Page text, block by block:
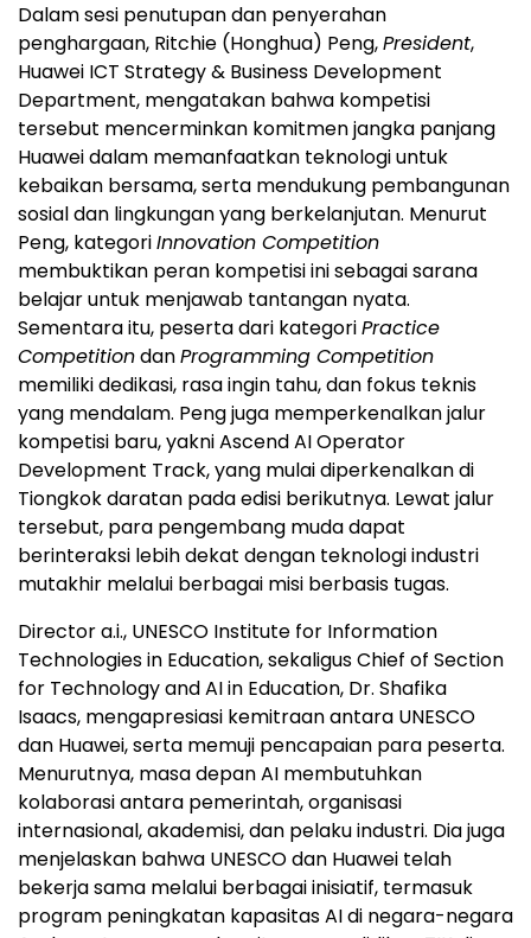
Dalam sesi penutupan dan penyerahan
penghargaan, Ritchie (Honghua) Peng,President,
Huawei ICT Strategy & Business Development
Department, mengatakan bahwa kompetisi
tersebut mencerminkan komitmen jangka panjang
Huawei dalam memanfaatkan teknologi untuk
kebaikan bersama, serta mendukung pembangunan
sosial dan lingkungan yang berkelanjutan. Menurut
Peng, kategoriInnovation Competition
membuktikan peran kompetisi ini sebagai sarana
belajar untuk menjawab tantangan nyata.
Sementara itu, peserta dari kategoriPractice
CompetitiondanProgramming Competition
memiliki dedikasi, rasa ingin tahu, dan fokus teknis
yang mendalam. Peng juga memperkenalkan jalur
kompetisi baru, yakni Ascend AI Operator
Development Track, yang mulai diperkenalkan di
Tiongkok daratan pada edisi berikutnya. Lewat jalur
tersebut, para pengembang muda dapat
berinteraksi lebih dekat dengan teknologi industri
mutakhir melalui berbagai misi berbasis tugas.
Director a.i., UNESCO Institute for Information
Technologies in Education, sekaligus Chief of Section
for Technology and AI in Education, Dr. Shafika
Isaacs, mengapresiasi kemitraan antara UNESCO
dan Huawei, serta memuji pencapaian para peserta.
Menurutnya, masa depan AI membutuhkan
kolaborasi antara pemerintah, organisasi
internasional, akademisi, dan pelaku industri. Dia juga
menjelaskan bahwa UNESCO dan Huawei telah
bekerja sama melalui berbagai inisiatif, termasuk
program peningkatan kapasitas AI di negara-negara